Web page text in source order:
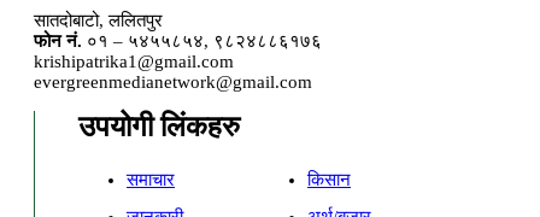
सातदोबाटो, ललितपुर
फोन नं. ०१ – ५४५५८५४, ९८२४८८६१७६
krishipatrika1@gmail.com
evergreenmedianetwork@gmail.com
उपयोगी लिंकहरु
समाचार
किसान